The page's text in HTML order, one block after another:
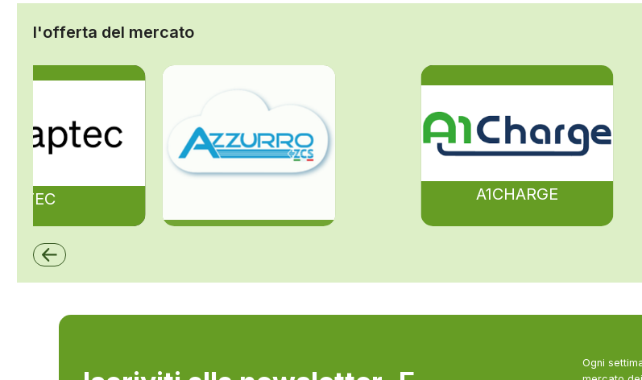
l'offerta del mercato
A1CHARGE
ZCS Azzurro
Ogni